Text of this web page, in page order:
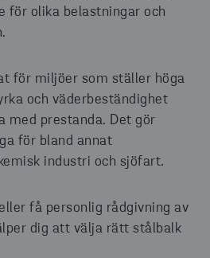
för olika belastningar och
för miljöer som ställer höga
och väderbeständighet
med prestanda. Det gör
för bland annat
industri och sjöfart.
få personlig rådgivning av
dig att välja rätt stålbalk